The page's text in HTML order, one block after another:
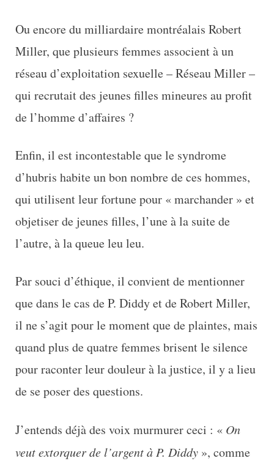
Ou encore du milliardaire montréalais Robert
Miller, que plusieurs femmes associent à un
réseau d’exploitation sexuelle – Réseau Miller –
qui recrutait des jeunes filles mineures au profit
de l’homme d’affaires ?
Enfin, il est incontestable que le syndrome
d’hubris habite un bon nombre de ces hommes,
qui utilisent leur fortune pour « marchander » et
objetiser de jeunes filles, l’une à la suite de
l’autre, à la queue leu leu.
Par souci d’éthique, il convient de mentionner
que dans le cas de P. Diddy et de Robert Miller,
il ne s’agit pour le moment que de plaintes, mais
quand plus de quatre femmes brisent le silence
pour raconter leur douleur à la justice, il y a lieu
de se poser des questions.
J’entends déjà des voix murmurer ceci : « On
veut extorquer de l’argent à P. Diddy », comme